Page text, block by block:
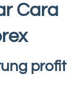
Cara
profit